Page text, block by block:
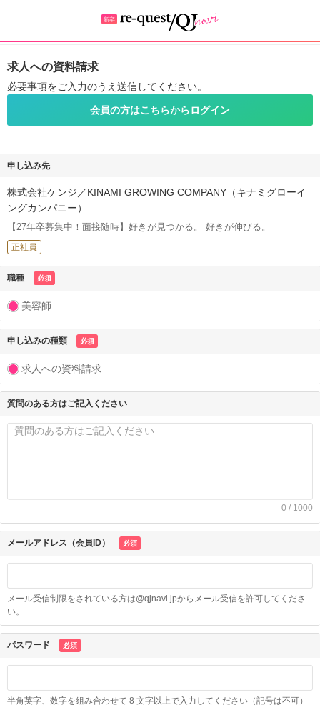
求人への資料請求
必要事項をご入力のうえ送信してください。
会員の方はこちらからログイン
申し込み先
株式会社ケンジ／KINAMI GROWING COMPANY（キナミグローイ
ングカンパニー）
【27年卒募集中！面接随時】好きが見つかる。 好きが伸びる。
正社員
職種 必須
美容師
申し込みの種類 必須
求人への資料請求
質問のある方はご記入ください
0 / 1000
メールアドレス（会員ID） 必須
メール受信制限をされている方は@qjnavi.jpからメール受信を許可してくださ
い。
パスワード 必須
半角英字、数字を組み合わせて 8 文字以上で入力してください（記号は不可）